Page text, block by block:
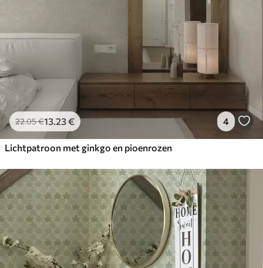
22.05€13.23€ 4
Lichtpatroon met ginkgo en pioenrozen